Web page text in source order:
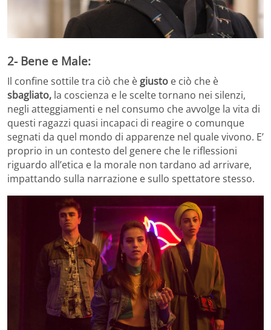
2- Bene e Male:
Il confine sottile tra ciò che ègiusto e ciò che è
sbagliato, la coscienza e le scelte tornano nei silenzi,
negli atteggiamenti e nel consumo che avvolge la vita di
questi ragazzi quasi incapaci di reagire o comunque
segnati da quel mondo di apparenze nel quale vivono. E’
proprio in un contesto del genere che le riflessioni
riguardo all’etica e la morale non tardano ad arrivare,
impattando sulla narrazione e sullo spettatore stesso.